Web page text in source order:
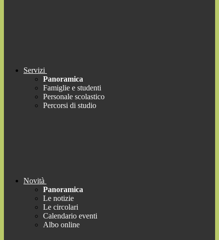
Servizi
Panoramica
Famiglie e studenti
Personale scolastico
Percorsi di studio
Novità
Panoramica
Le notizie
Le circolari
Calendario eventi
Albo online